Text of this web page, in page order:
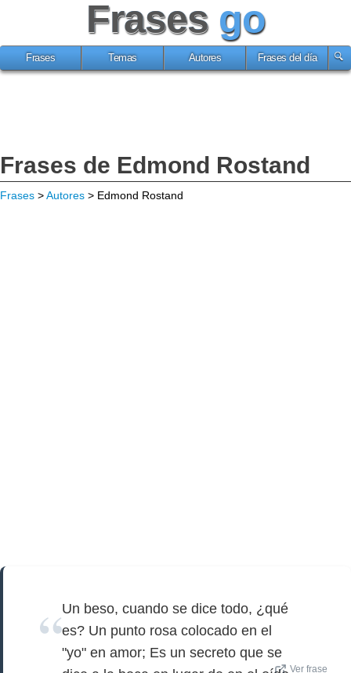
Frases go
Frases Temas Autores Frases del día
Frases de Edmond Rostand
Frases >Autores > Edmond Rostand
Un beso, cuando se dice todo, ¿qué
es? Un punto rosa colocado en el
"yo" en amor; Es un secreto que se
Ver frase